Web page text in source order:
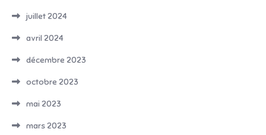
juillet 2024
avril 2024
décembre 2023
octobre 2023
mai 2023
mars 2023